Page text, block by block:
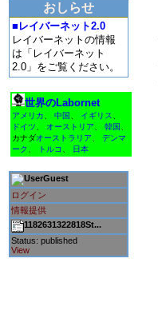
おしらせ
■レイバーネット2.0
レイバーネットの情報
は「レイバーネット
2.0」をご覧ください。
世界のLabornet
アメリカ 中国 イギリス
ドイツ
オーストリア 韓国
カナダオーストラリア
デンマ
ーク
トルコ 日本
Guest
ログイン
情報提供
1182631322818St...
Status: published
View